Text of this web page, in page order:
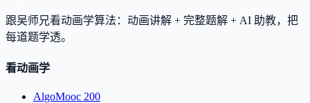
跟吴师兄看动画学算法：动画讲解 + 完整题解 + AI 助教，把
每道题学透。
看动画学
AlgoMooc 200